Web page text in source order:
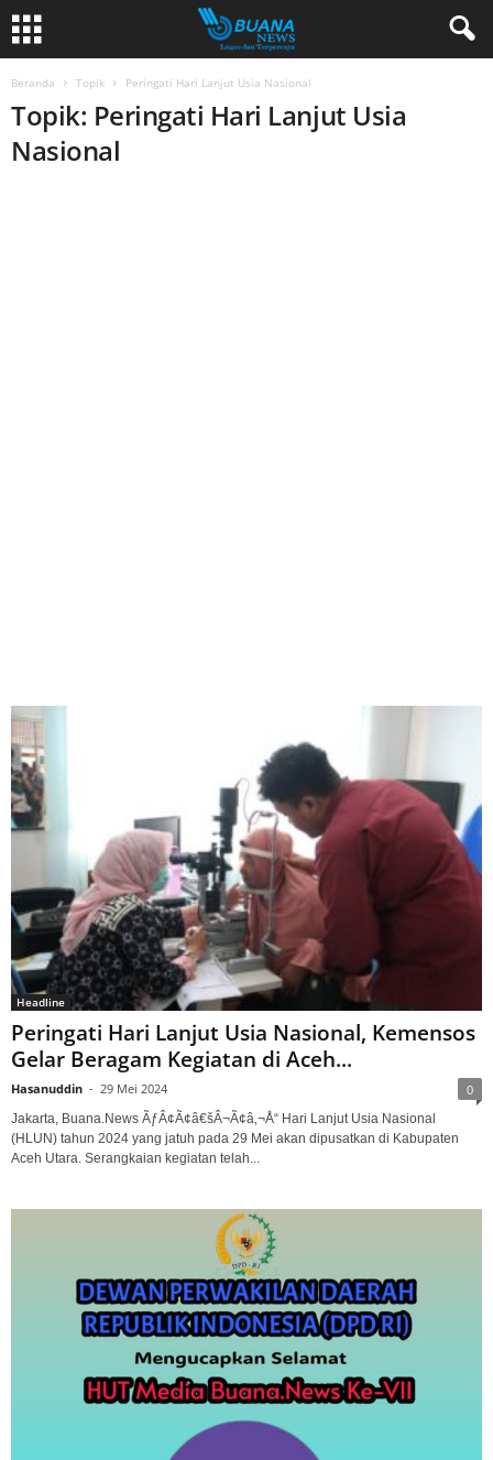
Beranda Topik Peringati Hari Lanjut Usia Nasional
Topik: Peringati Hari Lanjut Usia
Nasional
Headline
Peringati Hari Lanjut Usia Nasional, Kemensos
Gelar Beragam Kegiatan di Aceh...
Hasanuddin - 29 Mei 2024 0
Jakarta, Buana.News ÃƒÂ¢Ã¢â€šÂ¬Ã¢â‚¬Å“ Hari Lanjut Usia Nasional
(HLUN) tahun 2024 yang jatuh pada 29 Mei akan dipusatkan di Kabupaten
Aceh Utara. Serangkaian kegiatan telah...